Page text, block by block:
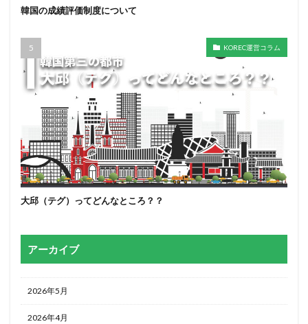
韓国の成績評価制度について
KOREC運営コラム
大邱（テグ）ってどんなところ？？
アーカイブ
2026年5月
2026年4月